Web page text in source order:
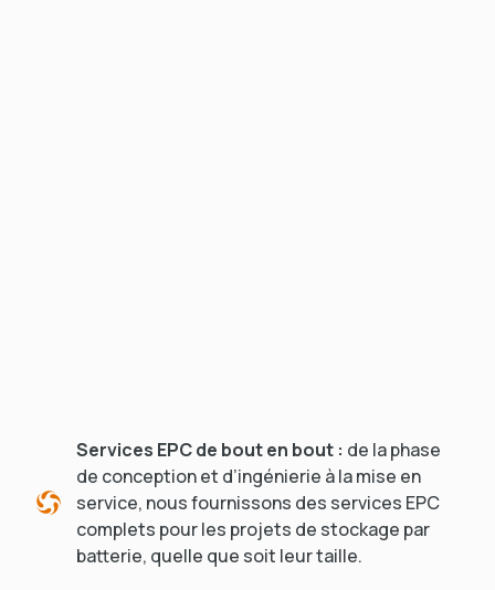
Services EPC de bout en bout : de la phase
de conception et d’ingénierie à la mise en
service, nous fournissons des services EPC
complets pour les projets de stockage par
batterie, quelle que soit leur taille.